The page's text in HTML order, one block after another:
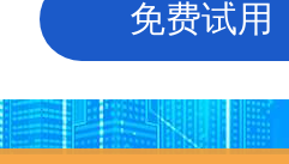
免费试用